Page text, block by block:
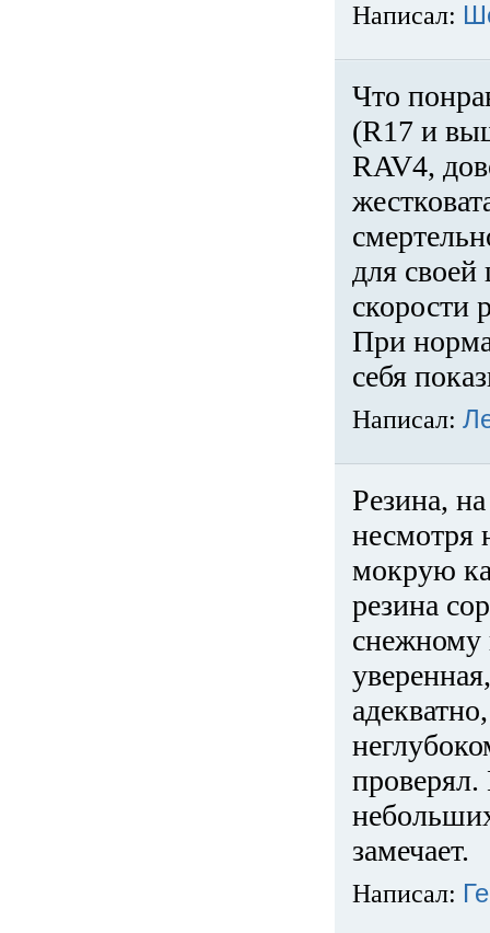
Написал:
Что
(R17 и
RAV4,
для
скорости
При
себя
Написал:
Резина,
несмотря
мокрую
резина
снежному
замечает.
Написал: